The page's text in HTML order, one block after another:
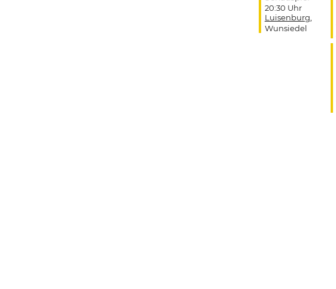
20:30 Uhr
Luisenburg,
Wunsiedel